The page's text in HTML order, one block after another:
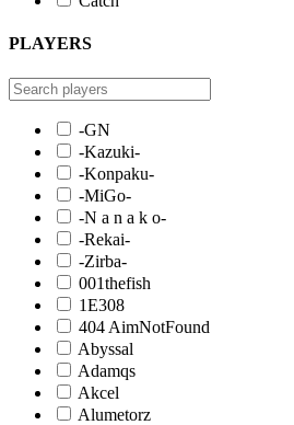
PLAYERS
-GN
-Kazuki-
-Konpaku-
-MiGo-
-N a n a k o-
-Rekai-
-Zirba-
001thefish
1E308
404 AimNotFound
Abyssal
Adamqs
Akcel
Alumetorz